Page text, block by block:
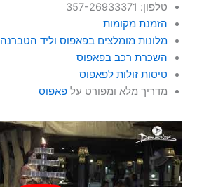
טלפון: 357-26933371
הזמנת מקומות
מלונות מומלצים בפאפוס וליד הטברנה
השכרת רכב בפאפוס
טיסות זולות לפאפוס
מדריך מלא ומפורט עלפאפוס